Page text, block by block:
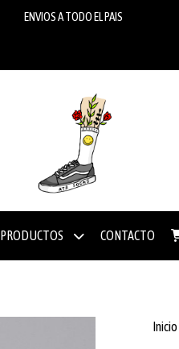
ENVIOS A TODO EL PAIS
PRODUCTOS CONTACTO
Inicio